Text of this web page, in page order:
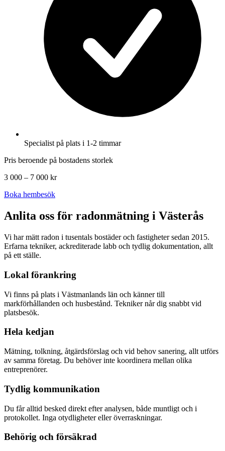
Specialist på plats i 1-2 timmar
Pris beroende på bostadens storlek
3 000 – 7 000 kr
Boka hembesök
Anlita oss för radonmätning i Västerås
Vi har mätt radon i tusentals bostäder och fastigheter sedan 2015.
Erfarna tekniker, ackrediterade labb och tydlig dokumentation, allt
på ett ställe.
Lokal förankring
Vi finns på plats i Västmanlands län och känner till
markförhållanden och husbestånd. Tekniker når dig snabbt vid
platsbesök.
Hela kedjan
Mätning, tolkning, åtgärdsförslag och vid behov sanering, allt utförs
av samma företag. Du behöver inte koordinera mellan olika
entreprenörer.
Tydlig kommunikation
Du får alltid besked direkt efter analysen, både muntligt och i
protokollet. Inga otydligheter eller överraskningar.
Behörig och försäkrad